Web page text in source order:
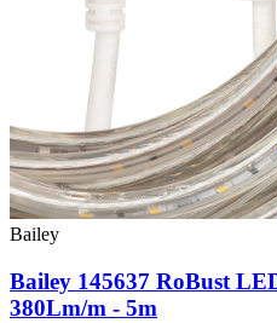
Bailey
Bailey 145637 RoBust
380Lm/m - 5m